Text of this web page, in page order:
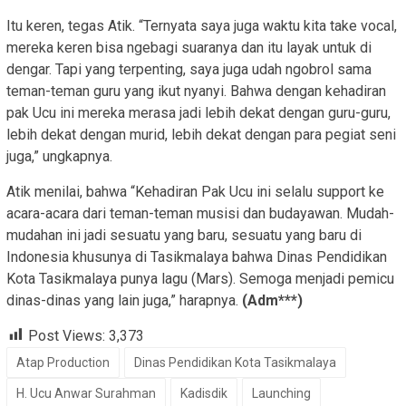
Itu keren, tegas Atik. “Ternyata saya juga waktu kita take vocal,
mereka keren bisa ngebagi suaranya dan itu layak untuk di
dengar. Tapi yang terpenting, saya juga udah ngobrol sama
teman-teman guru yang ikut nyanyi. Bahwa dengan kehadiran
pak Ucu ini mereka merasa jadi lebih dekat dengan guru-guru,
lebih dekat dengan murid, lebih dekat dengan para pegiat seni
juga,” ungkapnya.
Atik menilai, bahwa “Kehadiran Pak Ucu ini selalu support ke
acara-acara dari teman-teman musisi dan budayawan. Mudah-
mudahan ini jadi sesuatu yang baru, sesuatu yang baru di
Indonesia khusunya di Tasikmalaya bahwa Dinas Pendidikan
Kota Tasikmalaya punya lagu (Mars). Semoga menjadi pemicu
dinas-dinas yang lain juga,” harapnya. (Adm***)
Post Views: 3,373
Atap Production Dinas Pendidikan Kota Tasikmalaya
H. Ucu Anwar Surahman Kadisdik Launching